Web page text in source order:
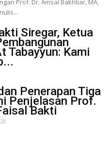
Prof. Dr. Amsal Bakhtiar, MA,
Siregar, Ketua
Tabayyun: Kami
Penerapan Tiga
Penjelasan Prof.
Bakti